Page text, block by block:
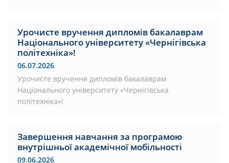
Урочисте вручення дипломів бакалаврам
Національного університету «Чернігівська
політехніка»!
06.07.2026
Урочисте вручення дипломів бакалаврам
Національного університету «Чернігівська
політехніка»!
Завершення навчання за програмою
внутрішньої академічної мобільності
09.06.2026